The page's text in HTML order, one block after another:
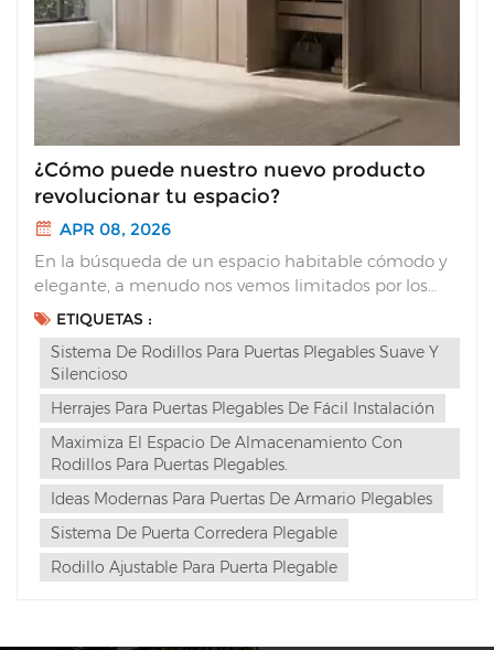
¿Cómo puede nuestro nuevo producto
revolucionar tu espacio?
APR 08, 2026
En la búsqueda de un espacio habitable cómodo y
elegante, a menudo nos vemos limitados por los
diseños de muebles tradicionales. Hoy nos
enorgullece presentar nuestro nuevo producto. No
se trata solo de una actualización; es una completa
transformación de tu experi...
ETIQUETAS :
Sistema De Rodillos Para Puertas Plegables Suave Y
Silencioso
Herrajes Para Puertas Plegables De Fácil Instalación
Maximiza El Espacio De Almacenamiento Con
Rodillos Para Puertas Plegables.
Ideas Modernas Para Puertas De Armario Plegables
Sistema De Puerta Corredera Plegable
Rodillo Ajustable Para Puerta Plegable